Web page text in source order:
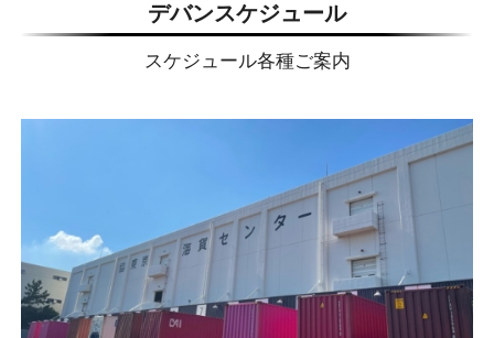
デバンスケジュール
スケジュール各種ご案内